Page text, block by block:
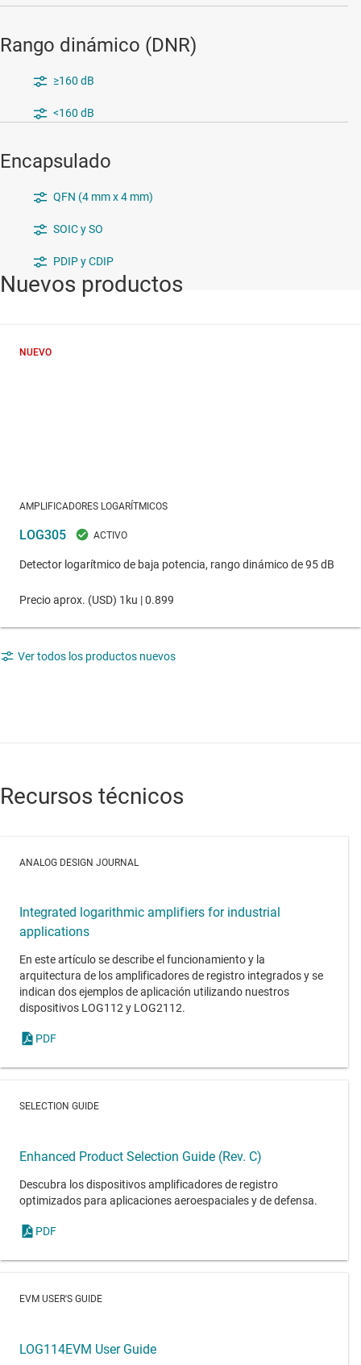
Rango dinámico (DNR)
≥160 dB
<160 dB
Encapsulado
QFN (4 mm x 4 mm)
SOIC y SO
PDIP y CDIP
Nuevos productos
NUEVO
AMPLIFICADORES LOGARÍTMICOS
LOG305
Detector logarítmico de baja potencia, rango dinámico de 95 dB
Precio aprox. (USD) 1ku |0.899
Ver todos los productos nuevos
Recursos técnicos
ANALOG DESIGN JOURNAL
Integrated logarithmic amplifiers for industrial
applications
En este artículo se describe el funcionamiento y la
arquitectura de los amplificadores de registro integrados y se
indican dos ejemplos de aplicación utilizando nuestros
dispositivos LOG112 y LOG2112.
PDF
SELECTION GUIDE
Enhanced Product Selection Guide (Rev. C)
Descubra los dispositivos amplificadores de registro
optimizados para aplicaciones aeroespaciales y de defensa.
PDF
EVM USER'S GUIDE
LOG114EVM User Guide